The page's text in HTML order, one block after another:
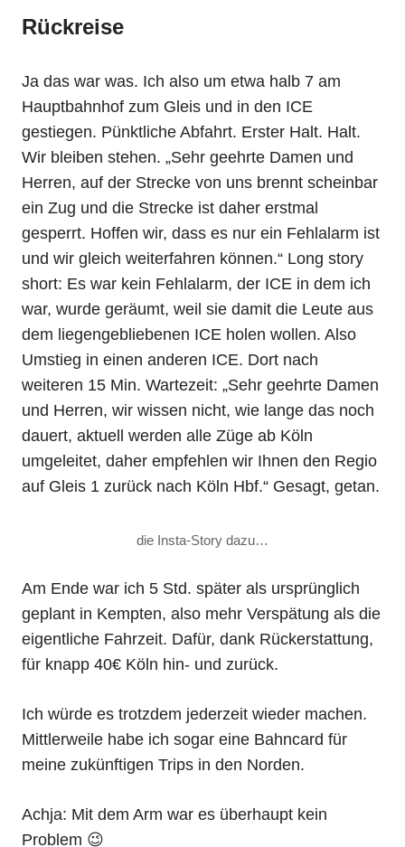
Rückreise
Ja das war was. Ich also um etwa halb 7 am
Hauptbahnhof zum Gleis und in den ICE
gestiegen. Pünktliche Abfahrt. Erster Halt. Halt.
Wir bleiben stehen. „Sehr geehrte Damen und
Herren, auf der Strecke von uns brennt scheinbar
ein Zug und die Strecke ist daher erstmal
gesperrt. Hoffen wir, dass es nur ein Fehlalarm ist
und wir gleich weiterfahren können.“ Long story
short: Es war kein Fehlalarm, der ICE in dem ich
war, wurde geräumt, weil sie damit die Leute aus
dem liegengebliebenen ICE holen wollen. Also
Umstieg in einen anderen ICE. Dort nach
weiteren 15 Min. Wartezeit: „Sehr geehrte Damen
und Herren, wir wissen nicht, wie lange das noch
dauert, aktuell werden alle Züge ab Köln
umgeleitet, daher empfehlen wir Ihnen den Regio
auf Gleis 1 zurück nach Köln Hbf.“ Gesagt, getan.
die Insta-Story dazu…
Am Ende war ich 5 Std. später als ursprünglich
geplant in Kempten, also mehr Verspätung als die
eigentliche Fahrzeit. Dafür, dank Rückerstattung,
für knapp 40€ Köln hin- und zurück.
Ich würde es trotzdem jederzeit wieder machen.
Mittlerweile habe ich sogar eine Bahncard für
meine zukünftigen Trips in den Norden.
Achja: Mit dem Arm war es überhaupt kein
Problem 😉